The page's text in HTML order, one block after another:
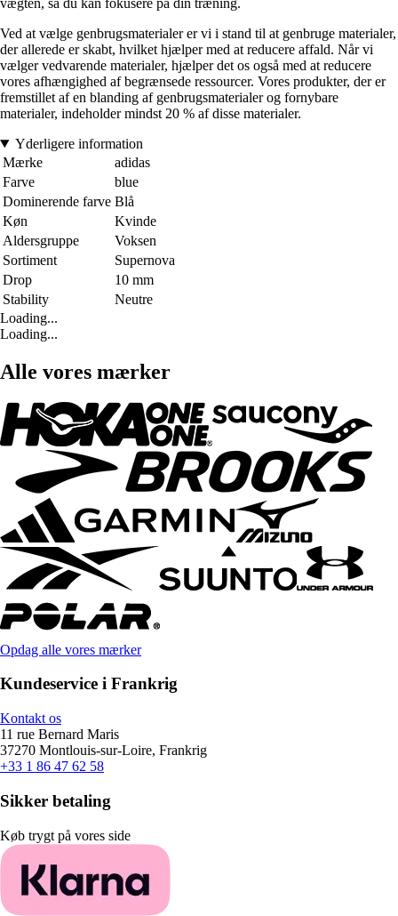
vægten, så du kan fokusere på din træning.
Ved at vælge genbrugsmaterialer er vi i stand til at genbruge materialer,
der allerede er skabt, hvilket hjælper med at reducere affald. Når vi
vælger vedvarende materialer, hjælper det os også med at reducere
vores afhængighed af begrænsede ressourcer. Vores produkter, der er
fremstillet af en blanding af genbrugsmaterialer og fornybare
materialer, indeholder mindst 20 % af disse materialer.
Yderligere information
Mærke
adidas
Farve
blue
Dominerende farve Blå
Køn
Kvinde
Aldersgruppe
Voksen
Sortiment
Supernova
Drop
10 mm
Stability
Neutre
Loading...
Loading...
Alle vores mærker
Opdag alle vores mærker
Kundeservice i Frankrig
Kontakt os
11 rue Bernard Maris
37270 Montlouis-sur-Loire, Frankrig
+33 1 86 47 62 58
Sikker betaling
Køb trygt på vores side